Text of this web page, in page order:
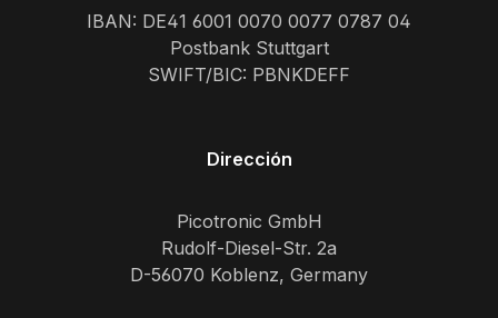
IBAN: DE41 6001 0070 0077 0787 04
Postbank Stuttgart
SWIFT/BIC: PBNKDEFF
Dirección
Picotronic GmbH
Rudolf-Diesel-Str. 2a
D-56070 Koblenz, Germany